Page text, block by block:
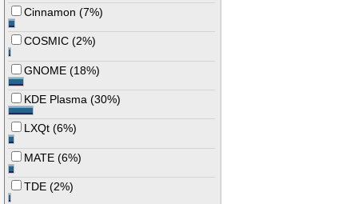
Cinnamon (7%)
COSMIC (2%)
GNOME (18%)
KDE Plasma (30%)
LXQt (6%)
MATE (6%)
TDE (2%)